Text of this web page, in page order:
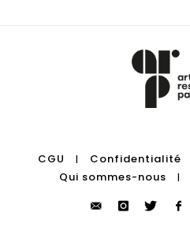
CGU | Confidentialité
Qui sommes-nous
|